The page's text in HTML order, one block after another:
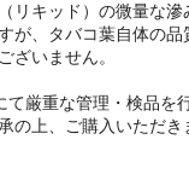
リキッド）の微量な滲
が、タバコ葉自体の品
ざいません。
厳重な管理・検品を
の上、ご購入いただき